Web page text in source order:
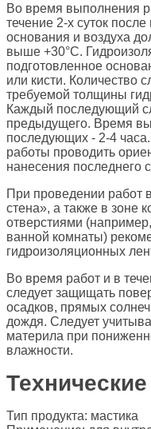
Во время выполнения
течение 2-х суток
основания и воздуха
выше +30°С.
подготовленное
или кисти. Количество
требуемой толщины
Каждый последующий
предыдущего. Время
последующих - 2-4
работы проводить
нанесения последнего
При проведении работ
стена», а также в зоне
отверстиями
ванной комнаты)
гидроизоляционных
Во время работ и в
следует защищать
осадков, прямых
дождя. Следует
материла при
влажности.
Тип продукта: мастика